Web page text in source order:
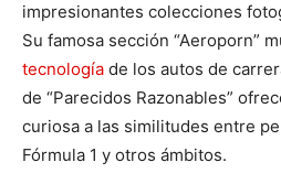
impresionantes colecciones
Su famosa sección “Aeroporn”
tecnología de los autos de
de “Parecidos Razonables”
curiosa a las similitudes entre
Fórmula 1 y otros ámbitos.